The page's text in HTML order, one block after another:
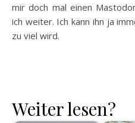
mir doch mal einen
ich weiter. Ich kann ihn ja
zu viel wird.
Weiter lesen?